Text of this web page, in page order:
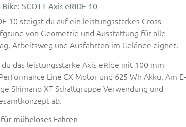
SCOTT Axis eRIDE 10
10 steigst du auf ein leistungsstarkes Cross
von Geometrie und Ausstattung für alle
Arbeitsweg und Ausfahrten im Gelände eignet.
das leistungsstarke Axis eRide mit 100 mm
Line CX Motor und 625 Wh Akku. Am E-
Shimano XT Schaltgruppe Verwendung und
ab.
müheloses Fahren